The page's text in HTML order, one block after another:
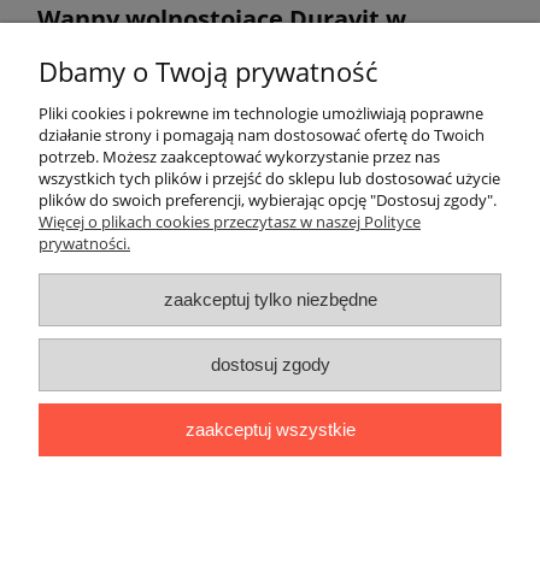
Wanny wolnostojące Duravit w
wolnostojącychDuravit– produkty łączącewysoką jakość,
elegancję i funkcjonalność, które pozwolą stworzyć łazienkę
marzeń. Idealne do nowoczesnych i luksusowych wnętrz,
gwarantują komfort i relaks na najwyższym poziomie.
Informacje o sklepie
Warunki zakupów
Twoje konto
Okazje
Dbamy o Twoją prywatność
Pliki cookies i pokrewne im technologie umożliwiają poprawne
działanie strony i pomagają nam dostosować ofertę do Twoich
potrzeb. Możesz zaakceptować wykorzystanie przez nas
wszystkich tych plików i przejść do sklepu lub dostosować użycie
plików do swoich preferencji, wybierając opcję "Dostosuj zgody".
Więcej o plikach cookies przeczytasz w naszej Polityce
prywatności.
zaakceptuj tylko niezbędne
dostosuj zgody
zaakceptuj wszystkie